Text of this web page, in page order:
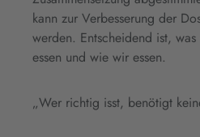
kann zur Verbesserung der
werden. Entscheidend ist,
essen und wie wir essen.
„Wer richtig isst, benötigt